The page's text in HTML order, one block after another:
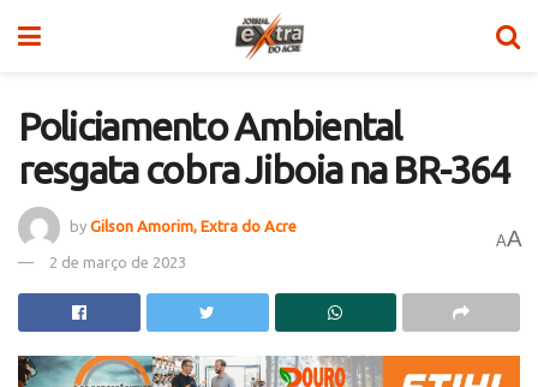
Policiamento Ambiental
resgata cobra Jiboia na BR-364
by Gilson Amorim, Extra do Acre
2 de março de 2023
AA